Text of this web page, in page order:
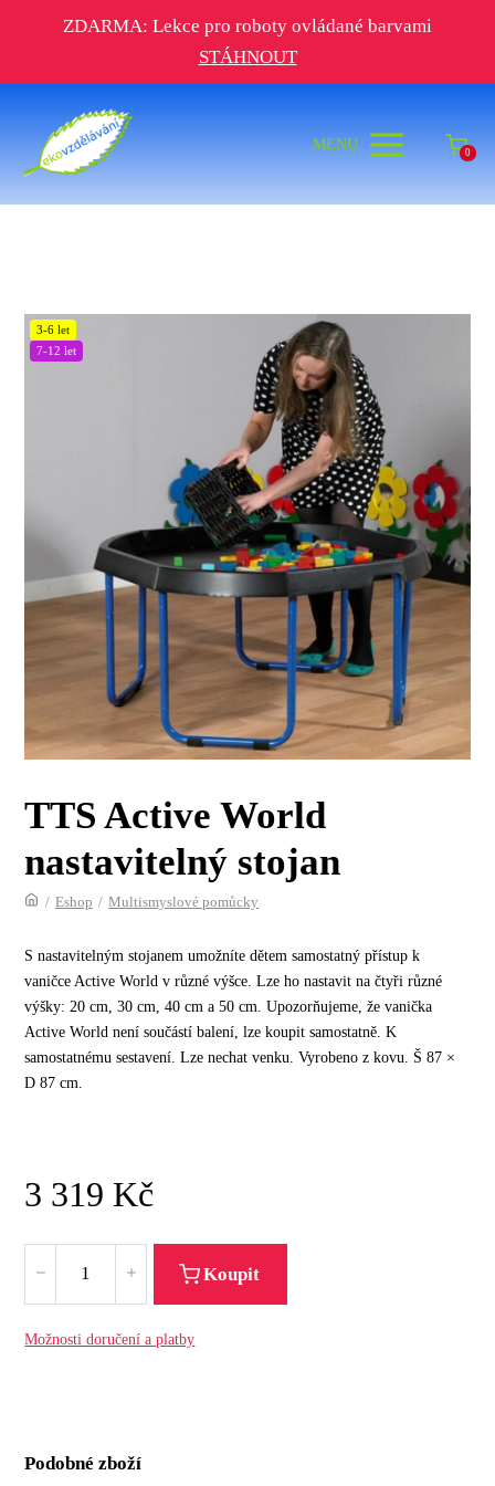
ZDARMA: Lekce pro roboty ovládané barvami
STÁHNOUT
MENU 0
3-6 let
7-12 let
TTS Active World
nastavitelný stojan
/ Eshop / Multismyslové pomůcky
S nastavitelným stojanem umožníte dětem samostatný přístup k
vaničce Active World v různé výšce. Lze ho nastavit na čtyři různé
výšky: 20 cm, 30 cm, 40 cm a 50 cm. Upozorňujeme, že vanička
Active World není součástí balení, lze koupit samostatně. K
samostatnému sestavení. Lze nechat venku. Vyrobeno z kovu. Š 87 ×
D 87 cm.
3 319 Kč
Koupit
Možnosti doručení a platby
Podobné zboží